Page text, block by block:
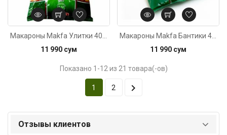
11 990 сум
11 990 сум
Показано 1-12 из 21 товара(-ов)
1 2 
Отзывы клиентов